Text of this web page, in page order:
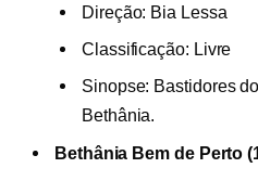
Direção: Bia Lessa
Classificação: Livre
Sinopse: Bastidores
Bethânia.
Bethânia Bem de Perto